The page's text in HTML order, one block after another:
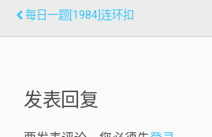
每日一题[1984]连环扣
发表回复